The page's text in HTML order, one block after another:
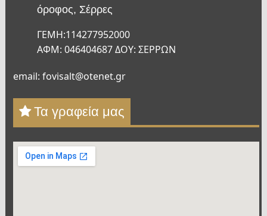
όροφος, Σέρρες
ΓΕΜΗ:114277952000
ΑΦΜ: 046404687 ΔΟΥ: ΣΕΡΡΩΝ
email: fovisalt@otenet.gr
Τα γραφεία μας